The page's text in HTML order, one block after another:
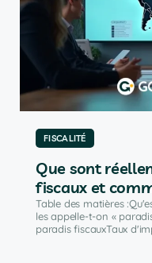
FISCALITÉ
Que sont
fiscaux et
Table des matières
les appelle-t-on «
paradis fiscauxTaux